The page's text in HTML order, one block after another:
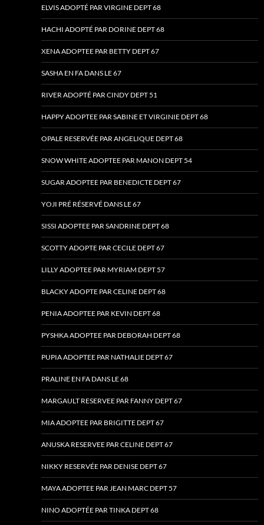
ELVIS ADOPTÉ PAR VIRGINE DEPT 68
HACHI ADOPTÉ PAR DORINE DEPT 68
XENA ADOPTEE PAR BETTY DEPT 67
SASHA EN FA DANS LE 67
RIVER ADOPTÉ PAR CINDY DEPT 51
HAPPY ADOPTEE PAR SABINE ET VIRGINIE DEPT 68
OPALE RESERVÉE PAR ANGELIQUE DEPT 68
SNOW WHITE ADOPTEE PAR MANON DEPT 54
SUGAR ADOPTEE PAR BENEDICTE DEPT 67
YOJI PRÉ RÉSERVÉ DANS LE 67
SISSI ADOPTEE PAR SANDRINE DEPT 68
SCOTTY ADOPTE PAR CECILE DEPT 67
LILLY ADOPTEE PAR MYRIAM DEPT 57
BLACKY ADOPTE PAR CELINE DEPT 68
PENIA ADOPTEE PAR KEVIN DEPT 68
PYSHKA ADOPTEE PAR DEBORAH DEPT 68
PUPIA ADOPTEE PAR NATHALIE DEPT 67
PRALINE EN FA DANS LE 68
MARGAULT RESERVEE PAR FANNY DEPT 67
MIA ADOPTEE PAR BRIGITTE DEPT 67
ANUSKA RESERVEE PAR CELINE DEPT 67
NIKKY RESERVÉE PAR DENISE DEPT 67
MAYA ADOPTEE PAR JEAN MARC DEPT 57
NINO ADOPTÉE PAR TINKA DEPT 68